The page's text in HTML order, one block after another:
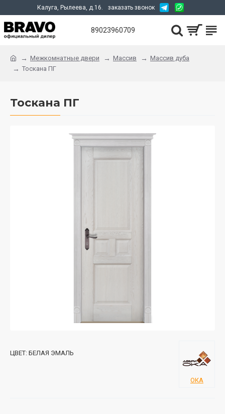
Калуга, Рылеева, д.16. заказать звонок
89023960709
Межкомнатные двери Массив
Массив дуба
Тоскана ПГ
Тоскана ПГ
ЦВЕТ: БЕЛАЯ ЭМАЛЬ
ОКА